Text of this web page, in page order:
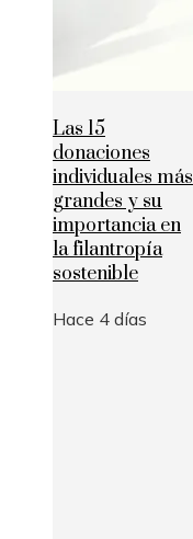
Las 15
donaciones
individuales más
grandes y su
importancia en
la filantropía
sostenible
Hace 4 días